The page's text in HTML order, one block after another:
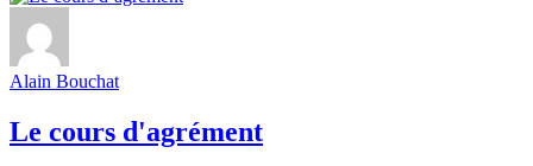
Alain Bouchat
Le cours d'agrément